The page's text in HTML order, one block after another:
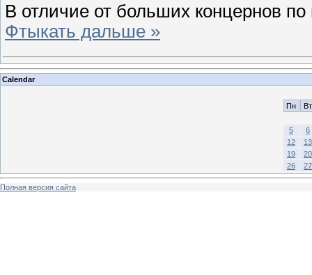
В отличие от больших концернов
Фтыкать дальше »
Calendar
Пн Вт
5
6
12
13
19
20
26
27
Полная версия сайта